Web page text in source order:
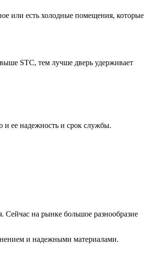
или есть холодные помещения, которые
STC, тем лучше дверь удерживает
и ее надежность и срок службы.
на рынке большое разнообразие
и надежными материалами.